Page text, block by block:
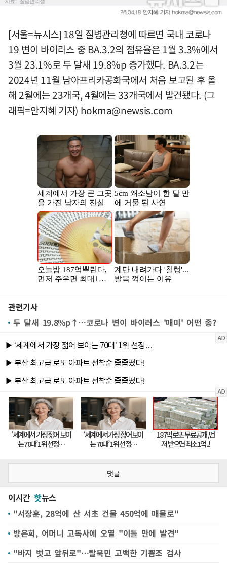
[서울=뉴시스] 18일 질병관리청에 따르면 국내 코로나
19 변이 바이러스 중 BA.3.2의 점유율은 1월 3.3%에서
3월 23.1%로 두 달새 19.8%p 증가했다. BA.3.2는
2024년 11월 남아프리카공화국에서 처음 보고된 후 올
해 2월에는 23개국, 4월에는 33개국에서 발견됐다. (그
래픽=안지혜 기자) hokma@newsis.com
관련기사
두 달새 19.8%p↑…코로나 변이 바이러스 '매미' 어떤 종?
댓글
이시간 핫뉴스
"서장훈, 28억에 산 서초 건물 450억에 매물로"
방은희, 어머니 고독사에 오열 "이틀 만에 발견"
"바지 벗고 앞뒤로"…탈북민 고백한 기쁨조 검사